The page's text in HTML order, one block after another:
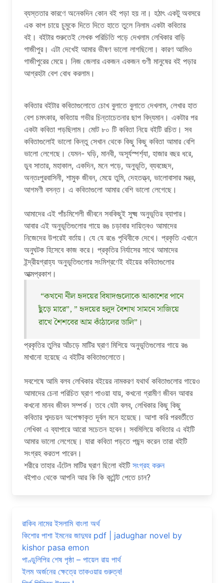
ব্যস্ততার কারণে অনেকদিন কোন বই পড়া হয় না। হঠাৎ একটু অবসরে
এক কাপ চায়ে চুমুকে দিতে দিতে হাতে তুলে নিলাম একটা কবিতার
বই। বইটার শুরুতেই লেখক পরিচিতি পড়ে দেখলাম লেখিকার বাড়ি
গাজীপুর। এটা দেখেই আমার ভীষণ ভালো লাগছিলো। কারণ আমিও
গাজীপুরের মেয়ে। নিজ জেলার একজন একজন গুণী মানুষের বই পড়ার
আগ্রহটা বেশ বোধ করলাম।
কবিতার বইটার কবিতাগুলোতে চোখ বুলাতে বুলাতে দেখলাম, লেখার হাত
বেশ চমৎকার, কবিতায় গভীর চিন্তাচেতনার ছাপ বিদ্যমান। একটার পর
একটা কবিতা পড়ছিলাম। মোট ৮০ টি কবিতা নিয়ে বইটি রচিত। সব
কবিতাগুলোই ভালো কিন্তু সেখান থেকে কিছু কিছু কবিতা আমার বেশি
ভালো লেগেছে। যেমন- ঘড়ি, মানবী, অসূর্যস্পর্শ্যা, হাজার বছর ধরে,
ডুব সাতার, মহাকাল, একদিন, মনে পড়ে, অনুভূতি, ব্যবচ্ছেদ,
অন্তঃপুরবাসিনী, শামুক জীবন, মেয়ে তুমি, দেহতত্ত্ব, ভালোবাসার মন্ত্র,
আগমণী বসন্ত। এ কবিতাগুলো আমার বেশি ভালো লেগেছে।
আমাদের এই পাঁচমিশেলী জীবনে সবকিছুই সুক্ষ্ম অনুভূতির ব্যাপার।
আবার এই অনুভূতিগুলোর গায়ে রঙ চড়াবার দায়িত্বও আমাদের
নিজেদের উপরেই বর্তায়। যে যে রঙে পৃথিবীকে দেখে। প্রকৃতি এখানে
অনুঘটক হিসেবে কাজ করে। প্রকৃতির নির্যাসের সাথে আমাদের
ইন্দ্রীয়গ্রাহ্য অনুভূতিগুলোর সংমিশ্রণেই বইয়ের কবিতাগুলোর
আত্মপ্রকাশ।
“কখনো নীল হৃদয়ের বিষাদগুলোকে আকাশের পানে
ছুঁড়ে মারে”, ” হৃদয়ের হলুদ বৈশাখ সামনে সাজিয়ে
রাখে শৈশবের আম কাঁঠালের ডালি” ।
প্রকৃতির তুলির আঁচড়ে মাটির ঘ্রাণ মিশিয়ে অনুভূতিগুলোর গায়ে রঙ
মাখানো হয়েছে এ বইটির কবিতাগুলোতে।
সবশেষে আমি বলব লেখিকার বইয়ের নামকরণ যথার্থ কবিতাগুলোর গায়েও
আমাদের চেনা পরিচিত ঘ্রাণ পাওয়া যায়, কখনো গ্রামীণ জীবন আবার
কখনো মানব জীবন সম্পর্ক। তবে যেটা বলব, লেখিকার কিছু কিছু
কবিতার শব্দচয়ন অপেক্ষাকৃত দূর্বল মনে হয়েছে। আশা করি পরবর্তীতে
লেখিকা এ ব্যাপারে আরো সচেতন হবেন। সবমিলিয়ে কবিতার এ বইটি
আমার ভালো লেগেছে। যারা কবিতা পড়তে পছন্দ করেন তারা বইটি
সংগ্রহ করতপ পারেন।
শরীরে তাহার এঁটেল মাটির ঘ্রাণ ছিলো বইটি সংগ্রহ করুন
বইপাও থেকে আপনি আর কি কি কন্টেন্ট পেতে চান?
রাকিব নামের ইসলামি বাংলা অর্থ
কিশোর পাশা ইমনের জাদুঘর pdf | jadughar novel by
kishor pasa emon
পাণ্ডুলিপির শেষ পৃষ্ঠা – পায়েল রায় পার্থ
ইলম অর্জনের ক্ষেত্রে তাকওয়ার গুরুত্ব!